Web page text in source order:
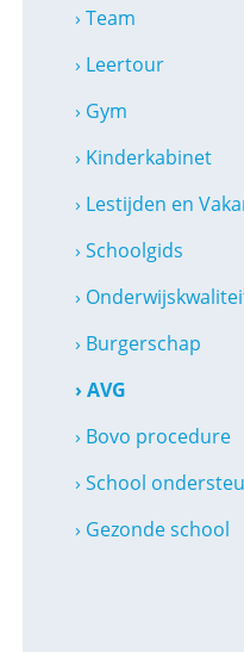
› Team
› Leertour
› Gym
› Kinderkabinet
› Lestijden en
› Schoolgids
›
› Burgerschap
› AVG
› Bovo procedure
› School
› Gezonde school